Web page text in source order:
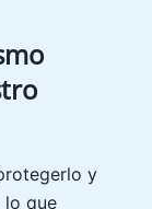
y
lo que